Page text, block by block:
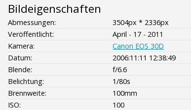
Bildeigenschaften
Abmessungen:
3504px * 2336px
Veröffentlicht:
April - 17 - 2011
Kamera:
Canon EOS 30D
Datum:
2006:11:11 12:38:49
Blende:
f/6.6
Belichtung:
1/80s
Brennweite:
100mm
ISO:
100